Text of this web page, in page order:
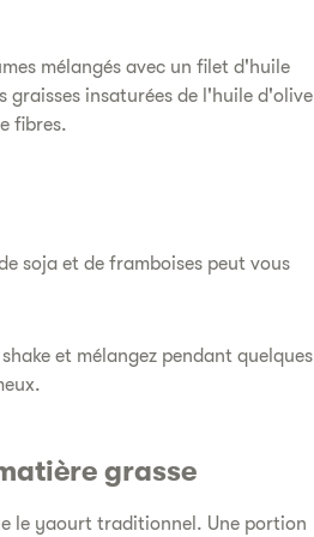
mélangés avec un filet d'huile
graisses insaturées de l'huile d'olive
fibres.
soja et de framboises peut vous
et mélangez pendant quelques
grasse
le yaourt traditionnel. Une portion